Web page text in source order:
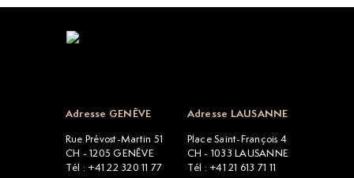
Adresse GENÈVE
Rue Prévost-Martin 51
CH - 1205 GENÈVE
Tél : +41 22 320 11 77
Adresse LAUSANNE
Place Saint-François 4
CH - 1033 LAUSANNE
Tél : +41 21 613 71 11